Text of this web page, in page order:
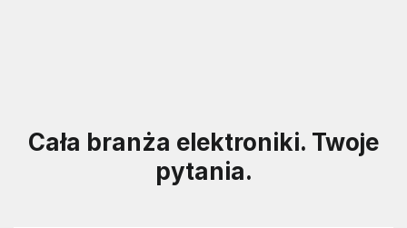
Cała branża elektroniki. Twoje
pytania.